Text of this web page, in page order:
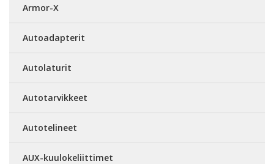
Armor-X
Autoadapterit
Autolaturit
Autotarvikkeet
Autotelineet
AUX-kuulokeliittimet